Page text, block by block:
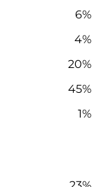
6%
4%
20%
45%
1%